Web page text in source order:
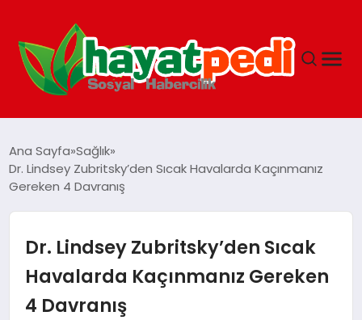
YAŞAM
GUNCEL
SAĞLIK
Ana Sayfa Sağlık
Dr. Lindsey Zubritsky’den Sıcak Havalarda Kaçınmanız
Gereken 4 Davranış
Dr. Lindsey Zubritsky’den Sıcak
Havalarda Kaçınmanız Gereken
4 Davranış